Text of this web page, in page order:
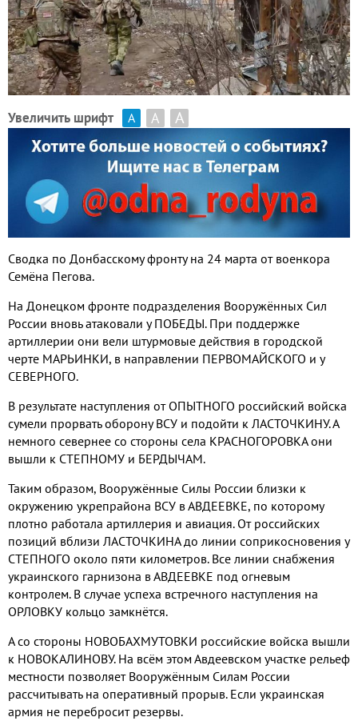
Увеличить шрифт А А А
Сводка по Донбасскому фронту на 24 марта от военкора
Семёна Пегова.
На Донецком фронте подразделения Вооружённых Сил
России вновь атаковали у ПОБЕДЫ. При поддержке
артиллерии они вели штурмовые действия в городской
черте МАРЬИНКИ, в направлении ПЕРВОМАЙСКОГО и у
СЕВЕРНОГО.
В результате наступления от ОПЫТНОГО российский войска
сумели прорвать оборону ВСУ и подойти к ЛАСТОЧКИНУ. А
немного севернее со стороны села КРАСНОГОРОВКА они
вышли к СТЕПНОМУ и БЕРДЫЧАМ.
Таким образом, Вооружённые Силы России близки к
окружению укрепрайона ВСУ в АВДЕЕВКЕ, по которому
плотно работала артиллерия и авиация. От российских
позиций вблизи ЛАСТОЧКИНА до линии соприкосновения у
СТЕПНОГО около пяти километров. Все линии снабжения
украинского гарнизона в АВДЕЕВКЕ под огневым
контролем. В случае успеха встречного наступления на
ОРЛОВКУ кольцо замкнётся.
А со стороны НОВОБАХМУТОВКИ российские войска вышли
к НОВОКАЛИНОВУ. На всём этом Авдеевском участке рельеф
местности позволяет Вооружённым Силам России
рассчитывать на оперативный прорыв. Если украинская
армия не перебросит резервы.